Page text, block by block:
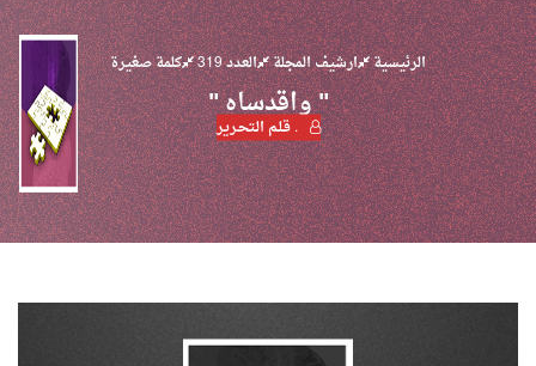
الرئيسية ارشيف المجلة العدد 319 كلمة صغيرة
" واقدساه "
. قـلـم الـتحـرير